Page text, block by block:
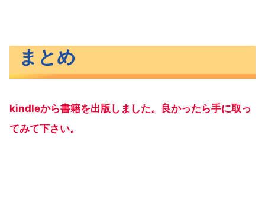
まとめ
kindleから書籍を出版しました。良かったら手に取っ
てみて下さい。